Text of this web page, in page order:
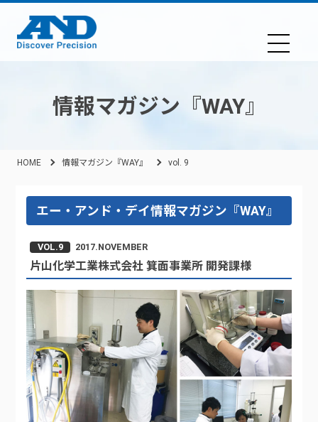
情報マガジン『WAY』
HOME 情報マガジン『WAY』 vol. 9
エー・アンド・デイ情報マガジン『WAY』
VOL.9 2017.NOVEMBER
片山化学工業株式会社 箕面事業所 開発課様